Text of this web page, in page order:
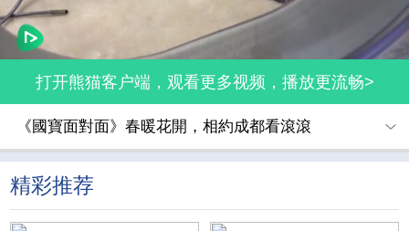
打开熊猫客户端，观看更多视频，播放更流畅>
《國寶面對面》春暖花開，相約成都看滾滾
精彩推荐